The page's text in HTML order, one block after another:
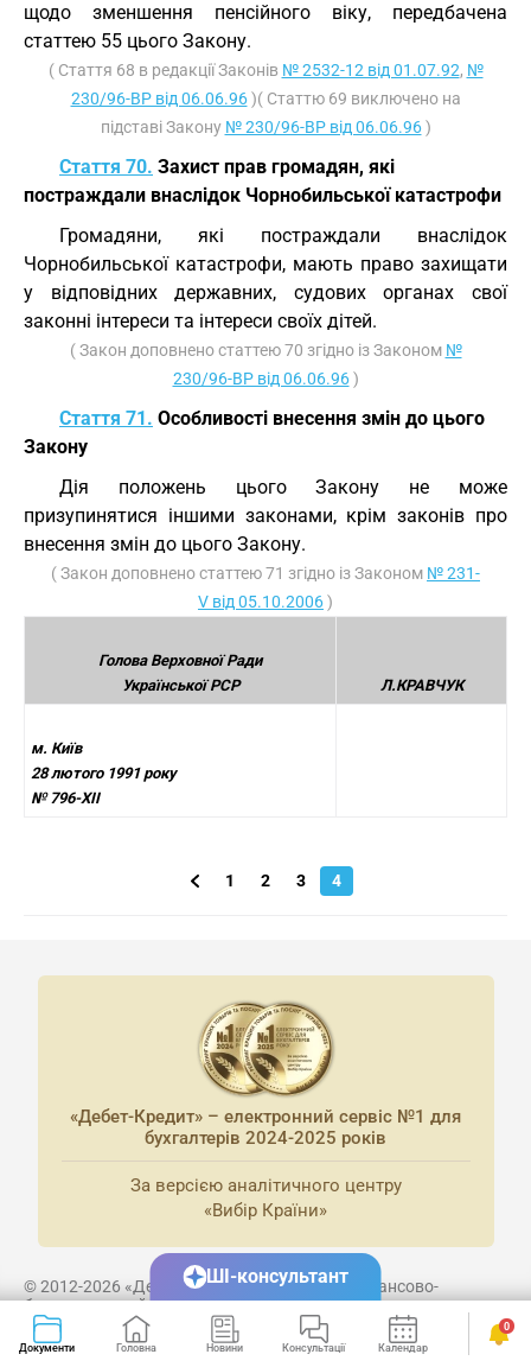
щодо зменшення пенсійного віку, передбачена
статтею 55 цього Закону.
( Стаття 68 в редакції Законів № 2532-12 від 01.07.92, №
230/96-ВР від 06.06.96)( Статтю 69 виключено на
підставі Закону № 230/96-ВР від 06.06.96)
Стаття 70. Захист прав громадян, які
постраждали внаслідок Чорнобильської катастрофи
Громадяни, які постраждали внаслідок
Чорнобильської катастрофи, мають право захищати
у відповідних державних, судових органах свої
законні інтереси та інтереси своїх дітей.
( Закон доповнено статтею 70 згідно із Законом №
230/96-ВР від 06.06.96)
Стаття 71. Особливості внесення змін до цього
Закону
Дія положень цього Закону не може
призупинятися іншими законами, крім законів про
внесення змін до цього Закону.
( Закон доповнено статтею 71 згідно із Законом № 231-
V від 05.10.2006)
Голова Верховної Ради
Української РСР
Л.КРАВЧУК
м. Київ
28 лютого 1991 року
№ 796-XII
1 2 3 4
«Дебет-Кредит» – електронний сервіс №1 для
бухгалтерів 2024-2025 років
За версією аналітичного центру
«Вибір Країни»
© 2012-2026 «Дебет-Кредит» Український фінансово-
бухгалтерський портал.
Суб'єкт у сфері онлайн-медіа; ідентифікатор медіа - R40-02725
Документи Головна Новини Консультації Календар Сервіси
0
ШІ-консультант